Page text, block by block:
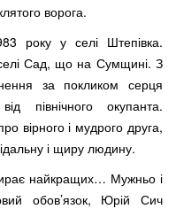
ворога.
року у селі Штепівка.
Сад, що на Сумщині. З
за покликом серця
північного окупанта.
вірного і мудрого друга,
і щиру людину.
найкращих… Мужньо і
обов’язок, Юрій Сич